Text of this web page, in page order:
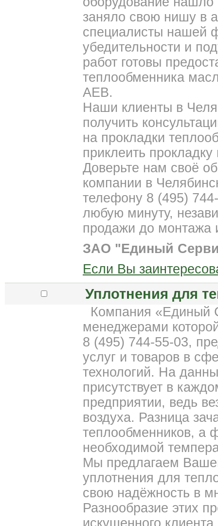
заняло свою нишу в
специалисты нашей
убедительности и
работ готовы
теплообменника
AEB.
Наши клиенты в
получить
на прокладки
приклеить
Доверьте нам своё
компании в
телефону 8 (495)
любую минуту,
продажи до монтажа
ЗАО "Единый
Если Вы
Уплотнения для
Компания «Единый
менеджерами
8 (495) 744-55-03,
услуг и товаров в
технологий. На
присутствует в
предприятии, ведь
воздуха. Разница
теплообменников, а
необходимой
Мы предлагаем
уплотнения для
свою надёжность в
Разнообразие этих
искушенного